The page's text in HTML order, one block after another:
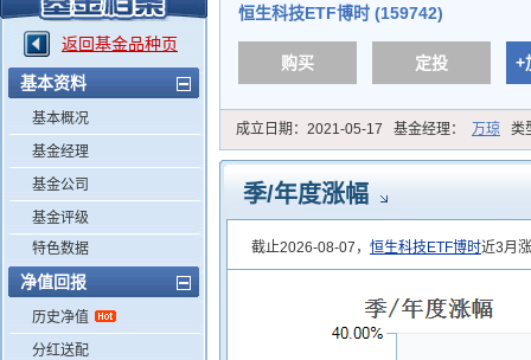
返回基金品种页
基本资料
基本概况
基金经理
基金公司
基金评级
特色数据
净值回报
历史净值
分红送配
恒生科技ETF博时 (159742)
购买 定投 +
成立日期： 2021-05-17 基金经理： 万琼 类
季/年度涨幅
截止2026-08-07， 恒生科技ETF博时近3月